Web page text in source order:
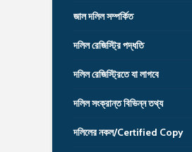
জাল দলিল সম্পর্কিত
দলিল রেজিস্ট্রি পদ্ধতি
দলিল রেজিস্ট্রিতে যা লাগবে
দলিল সংক্রান্ত বিভিন্ন তথ্য
দলিলের নকল/Certified Copy